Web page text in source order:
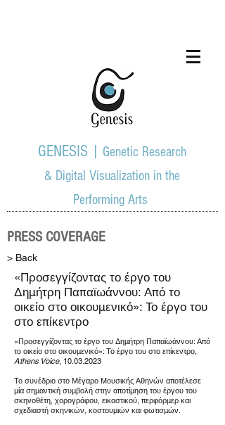
GENESIS | Genetic Research
& Digital Visualization in the
Performing Arts
PRESS COVERAGE
> Back
«Προσεγγίζοντας το έργο του
Δημήτρη Παπαϊωάννου: Από το
οικείο στο οικουμενικό»: Το έργο του
στο επίκεντρο
«Προσεγγίζοντας το έργο του Δημήτρη Παπαϊωάννου: Από
το οικείο στο οικουμενικό»: Το έργο του στο επίκεντρο,
Athens Voice, 10.03.2023
Το συνέδριο στο Μέγαρο Μουσικής Αθηνών αποτέλεσε
μία σημαντική συμβολή στην αποτίμηση του έργου του
σκηνοθέτη, χορογράφου, εικαστικού, περφόρμερ και
σχεδιαστή σκηνικών, κοστουμιών και φωτισμών.